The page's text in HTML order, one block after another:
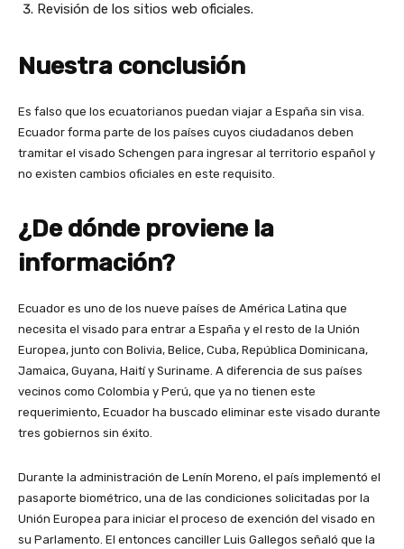
Revisión de los sitios web oficiales.
Nuestra conclusión
Es falso que los ecuatorianos puedan viajar a España sin visa.
Ecuador forma parte de los países cuyos ciudadanos deben
tramitar el visado Schengen para ingresar al territorio español y
no existen cambios oficiales en este requisito.
¿De dónde proviene la
información?
Ecuador es uno de los nueve países de América Latina que
necesita el visado para entrar a España y el resto de la Unión
Europea, junto con Bolivia, Belice, Cuba, República Dominicana,
Jamaica, Guyana, Haití y Suriname. A diferencia de sus países
vecinos como Colombia y Perú, que ya no tienen este
requerimiento, Ecuador ha buscado eliminar este visado durante
tres gobiernos sin éxito.
Durante la administración de Lenín Moreno, el país implementó el
pasaporte biométrico, una de las condiciones solicitadas por la
Unión Europea para iniciar el proceso de exención del visado en
su Parlamento. El entonces canciller Luis Gallegos señaló que la